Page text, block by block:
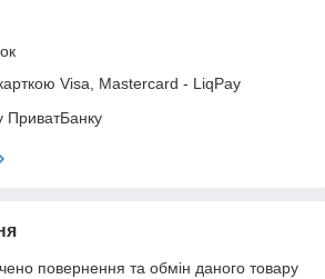
Visa, Mastercard - LiqPay
ПриватБанку
повернення та обмін даного товару